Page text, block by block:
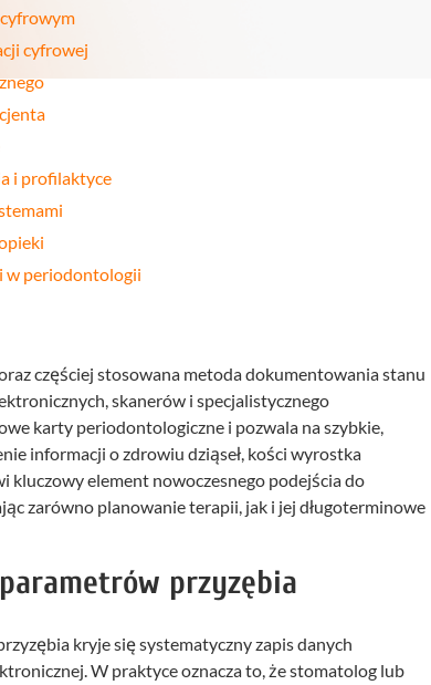
cyfrowej
i profilaktyce
w periodontologii
częściej stosowana metoda dokumentowania stanu
skanerów i specjalistycznego
karty periodontologiczne i pozwala na szybkie,
informacji o zdrowiu dziąseł, kości wyrostka
kluczowy element nowoczesnego podejścia do
zarówno planowanie terapii, jak i jej długoterminowe
przyzębia
kryje się systematyczny zapis danych
W praktyce oznacza to, że stomatolog lub